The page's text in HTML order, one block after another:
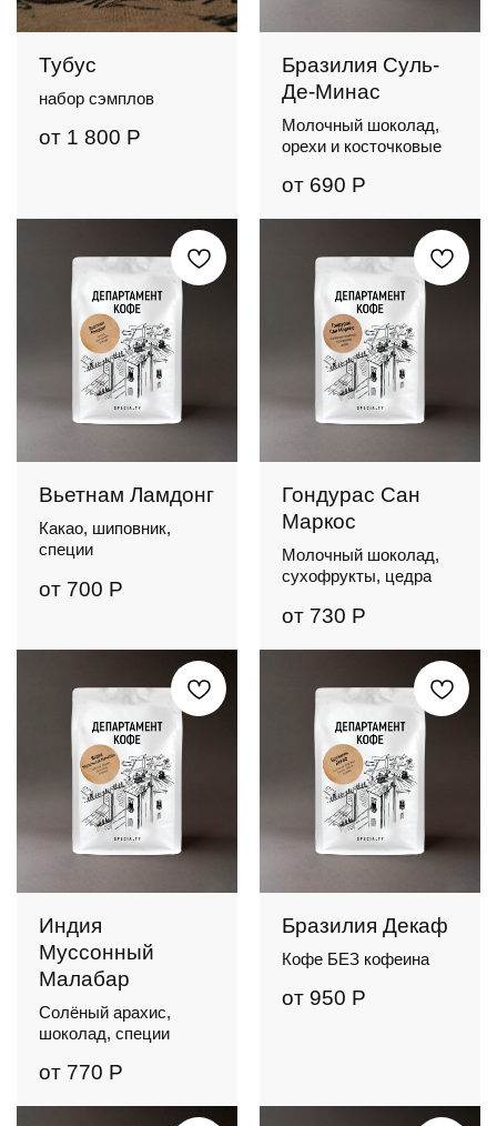
или сезонная новинка? Всегда
в наличии в кафе и интернет-
магазине
профессиональные аксессуары
проверенные нашими бариста и
любимыми покупателями
Тубус
набор сэмплов
от 1 800 Р
Бразилия Суль-
Де-Минас
Молочный шоколад,
орехи и косточковые
от 690 Р
Вьетнам Ламдонг
Какао, шиповник,
специи
от 700 Р
Гондурас Сан
Маркос
Молочный шоколад,
сухофрукты, цедра
от 730 Р
Индия
Муссонный
Малабар
Солёный арахис,
шоколад, специи
от 770 Р
Бразилия Декаф
Кофе БЕЗ кофеина
от 950 Р